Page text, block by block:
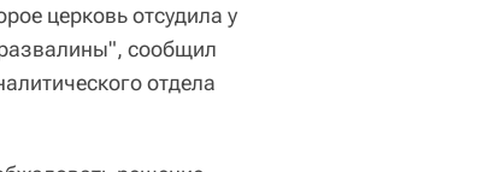
церковь отсудила у
сообщил
отдела